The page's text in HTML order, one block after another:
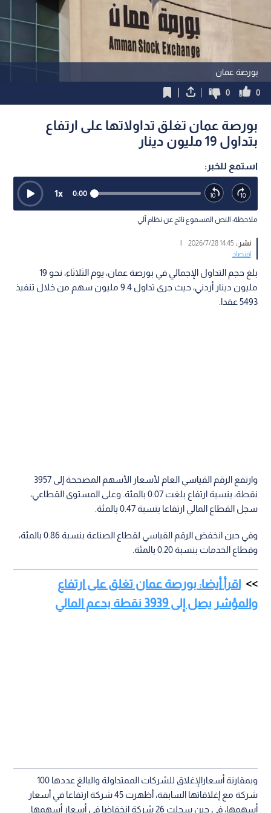
بورصة عمان
0
0
بورصة عمان تغلق تداولاتها على ارتفاع
بتداول 19 مليون دينار
استمع للخبر:
0:00
1x
ملاحظة: النص المسموع ناتج عن نظام آلي
نشر :14:45 2026/7/28
|
اقتصاد
بلغ حجم التداول الإجمالي في بورصة عمان، يوم الثلاثاء، نحو 19
مليون دينار أردني، حيث جرى تداول 9.4 مليون سهم من خلال تنفيذ
5493 عقدا.
وارتفع الرقم القياسي العام لأسعار الأسهم المصححة إلى 3957
نقطة، بنسبة ارتفاع بلغت 0.07 بالمئة. وعلى المستوى القطاعي،
سجل القطاع المالي ارتفاعا بنسبة 0.47 بالمئة.
وفي حين انخفض الرقم القياسي لقطاع الصناعة بنسبة 0.86 بالمئة،
وقطاع الخدمات بنسبة 0.20 بالمئة.
اقرأ أيضا: بورصة عمان تغلق على ارتفاع
والمؤشر يصل إلى 3939 نقطة بدعم المالي
وبمقارنة أسعارالإغلاق للشركات الممتداولة والبالغ عددها 100
شركة مع إغلاقاتها السابقة، أظهرت 45 شركة ارتفاعا في أسعار
أسهمها، في حين سجلت 26 شركة انخفاضا في أسعار أسهمها.